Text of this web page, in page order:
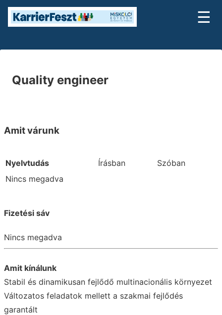
☰
Quality engineer
Amit várunk
Nyelvtudás Írásban
Szóban
Nincs megadva
Fizetési sáv
Nincs megadva
Amit kínálunk
Stabil és dinamikusan fejlődő multinacionális környezet
Változatos feladatok mellett a szakmai fejlődés
garantált